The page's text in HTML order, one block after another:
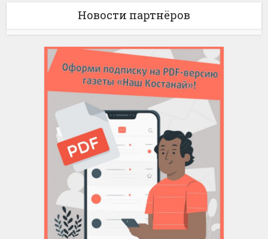
Новости партнёров